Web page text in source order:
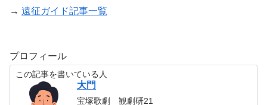
→ 遠征ガイド記事一覧
プロフィール
この記事を書いている人
大門
宝塚歌劇 観劇研21